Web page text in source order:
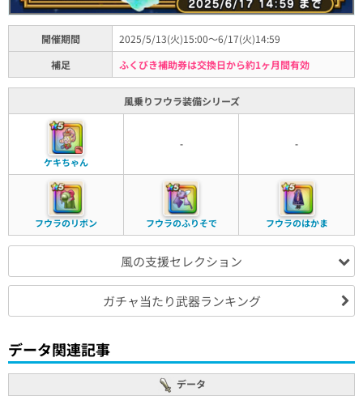
開催期間
2025/5/13(火)15:00～6/17(火)14:59
補足
ふくびき補助券は交換日から約1ヶ月間有効
風乗りフウラ装備シリーズ
ケキちゃん
- -
フウラのリボン フウラのふりそで フウラのはかま
風の支援セレクション
ガチャ当たり武器ランキング
データ関連記事
データ